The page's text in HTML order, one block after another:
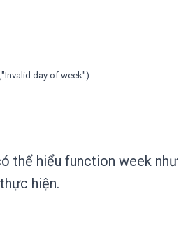
,"Invalid day of week")
thể hiểu function week
hiện.